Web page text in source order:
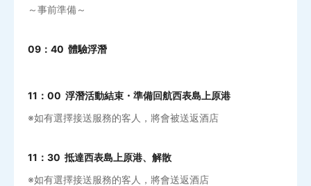
～事前準備～
09：40 體驗浮潛
11：00 浮潛活動結束・準備回航西表島上原港
※如有選擇接送服務的客人，將會被送返酒店
11：30 抵達西表島上原港、解散
※如有選擇接送服務的客人，將會送返酒店